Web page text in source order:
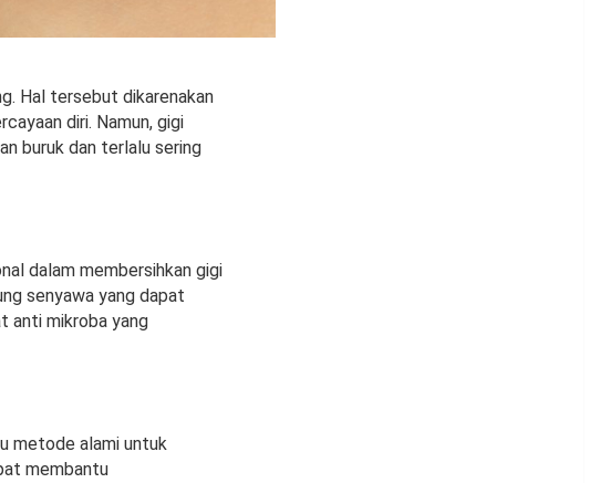
Hal tersebut dikarenakan
diri. Namun, gigi
buruk dan terlalu sering
dalam membersihkan gigi
senyawa yang dapat
anti mikroba yang
metode alami untuk
membantu